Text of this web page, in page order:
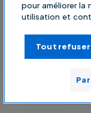
pour améliorer la
utilisation et
Tout refuser